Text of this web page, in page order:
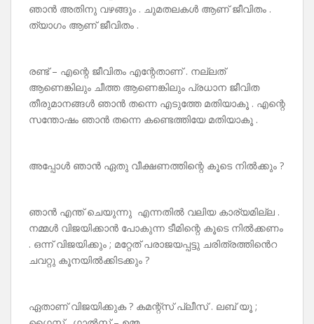
ഞാൻ അതിനു വഴങ്ങും . ചുമതലകൾ ആണ് ജീവിതം .
ത്യാഗം ആണ് ജീവിതം .
രണ്ട് – എന്റെ ജീവിതം എന്റേതാണ് . നല്ലത്
ആണെങ്കിലും ചീത്ത ആണെങ്കിലും പ്രധാന ജീവിത
തീരുമാനങ്ങൾ ഞാൻ തന്നെ എടുത്തേ മതിയാകൂ . എന്റെ
സന്തോഷം ഞാൻ തന്നെ കണ്ടെത്തിയേ മതിയാകൂ .
അപ്പോൾ ഞാൻ ഏതു വീക്ഷണത്തിന്റെ കൂടെ നിൽക്കും ?
ഞാൻ എന്ത് ചെയുന്നു എന്നതിൽ വലിയ കാര്യമില്ല .
നമ്മൾ വിജയിക്കാൻ പോകുന്ന ടീമിന്റെ കൂടെ നിൽക്കണം
. ഒന്ന് വിജയിക്കും ; മറ്റേത് പരാജയപ്പട്ടു ചരിത്രത്തിൻെറ
ചവറ്റു കൂനയിൽക്കിടക്കും ?
ഏതാണ് വിജയിക്കുക ? കമന്റ്സ് പ്ലീസ് . ലബ് യൂ ;